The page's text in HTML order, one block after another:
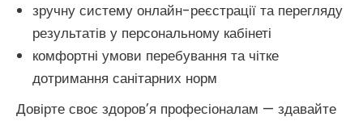
зручну систему онлайн-реєстрації та перегляду
результатів у персональному кабінеті
комфортні умови перебування та чітке
дотримання санітарних норм
Довірте своє здоров’я професіоналам — здавайте